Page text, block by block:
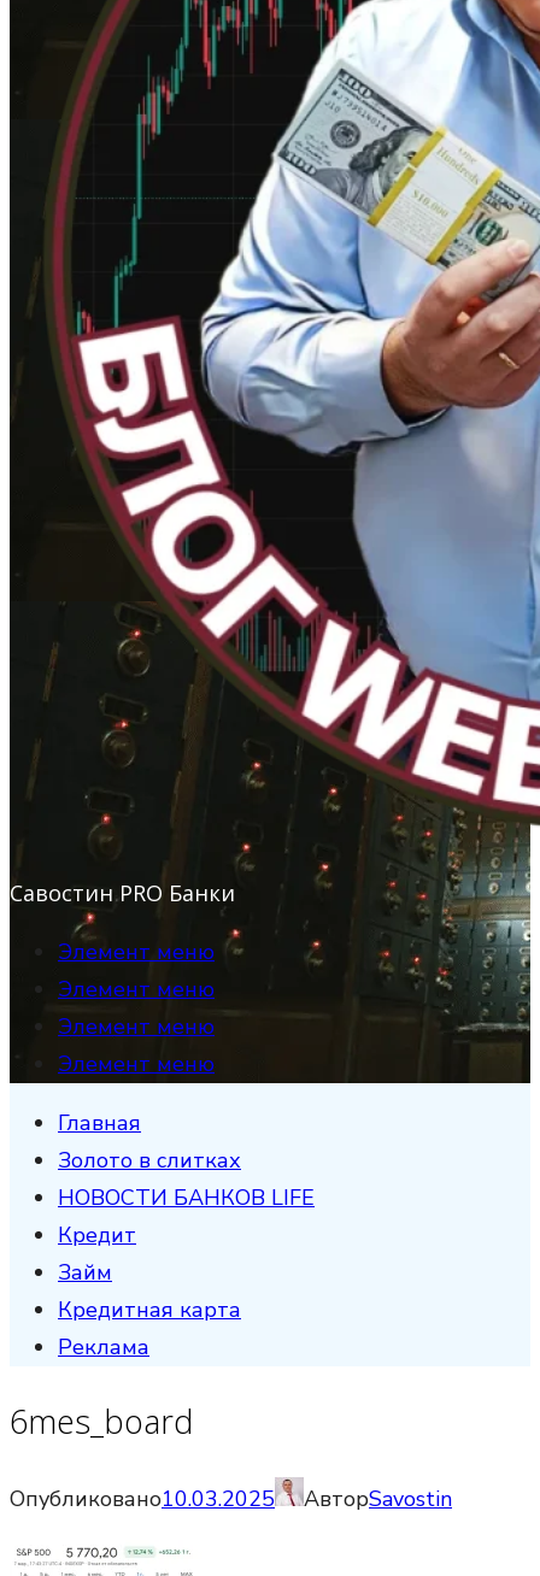
Савостин PRO Банки
Элемент меню
Элемент меню
Элемент меню
Элемент меню
Главная
Золото в слитках
НОВОСТИ БАНКОВ LIFE
Кредит
Займ
Кредитная карта
Реклама
6mes_board
Опубликовано10.03.2025 АвторSavostin